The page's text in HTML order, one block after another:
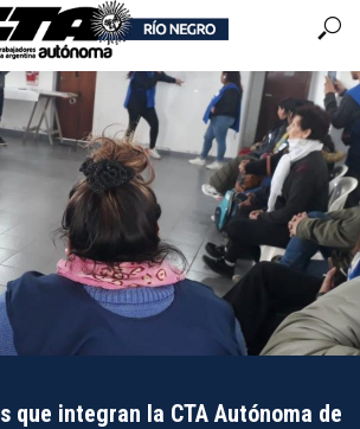
que integran la CTA Autónoma de